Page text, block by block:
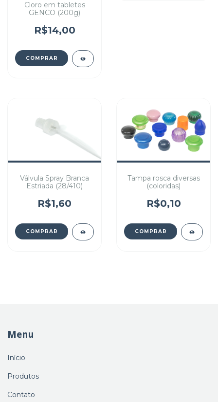
Cloro em tabletes
GENCO (200g)
R$14,00
COMPRAR
Válvula Spray Branca
Estriada (28/410)
R$1,60
Tampa rosca diversas
(coloridas)
R$0,10
Menu
Início
Produtos
Contato